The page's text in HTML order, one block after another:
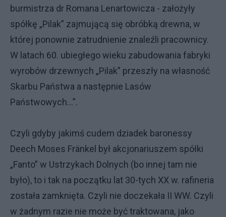
burmistrza dr Romana Lenartowicza - założyły
spółkę „Pilak” zajmującą się obróbką drewna, w
której ponownie zatrudnienie znaleźli pracownicy.
W latach 60. ubiegłego wieku zabudowania fabryki
wyrobów drzewnych „Pilak” przeszły na własność
Skarbu Państwa a następnie Lasów
Państwowych…”.
Czyli gdyby jakimś cudem dziadek baronessy
Deech Moses Fränkel był akcjonariuszem spółki
„Fanto” w Ustrzykach Dolnych (bo innej tam nie
było), to i tak na początku lat 30-tych XX w. rafineria
została zamknięta. Czyli nie doczekała II WW. Czyli
w żadnym razie nie może być traktowana, jako